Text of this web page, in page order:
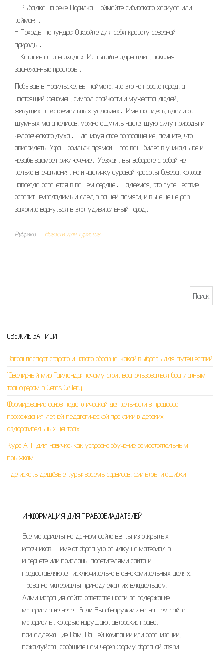
– Рыбалка на реке Норилка: Поймайте сибирского хариуса или
тайменя․
– Походы по тундре: Откройте для себя красоту северной
природы․
– Катание на снегоходах: Испытайте адреналин, покоряя
заснеженные просторы․
Побывав в Норильске, вы поймете, что это не просто город, а
настоящий феномен, символ стойкости и мужества людей,
живущих в экстремальных условиях․ Именно здесь, вдали от
шумных мегаполисов, можно ощутить настоящую силу природы и
человеческого духа․ Планируя свое возвращение, помните, что
авиабилеты Уфа Норильск прямой – это ваш билет в уникальное и
незабываемое приключение․ Уезжая, вы заберете с собой не
только впечатления, но и частичку суровой красоты Севера, которая
навсегда останется в вашем сердце․ Надеемся, это путешествие
оставит неизгладимый след в вашей памяти, и вы еще не раз
захотите вернуться в этот удивительный город․
Рубрика Новости для туристов
СВЕЖИЕ ЗАПИСИ
Загранпаспорт старого и нового образца: какой выбрать для путешествий
Ювелирный мир Таиланда: почему стоит воспользоваться бесплатным
трансфером в Gems Gallery
Формирование основ педагогической деятельности в процессе
прохождения летней педагогической практики в детских
оздоровительных центрах
Курс AFF для новичка: как устроено обучение самостоятельным
прыжкам
Где искать дешёвые туры: восемь сервисов, фильтры и ошибки
ИНФОРМАЦИЯ ДЛЯ ПРАВООБЛАДАТЕЛЕЙ
Все материалы на данном сайте взяты из открытых
источников — имеют обратную ссылку на материал в
интернете или присланы посетителями сайта и
предоставляются исключительно в ознакомительных целях.
Права на материалы принадлежат их владельцам.
Администрация сайта ответственности за содержание
материала не несет. Если Вы обнаружили на нашем сайте
материалы, которые нарушают авторские права,
принадлежащие Вам, Вашей компании или организации,
пожалуйста, сообщите нам через форму обратной связи.